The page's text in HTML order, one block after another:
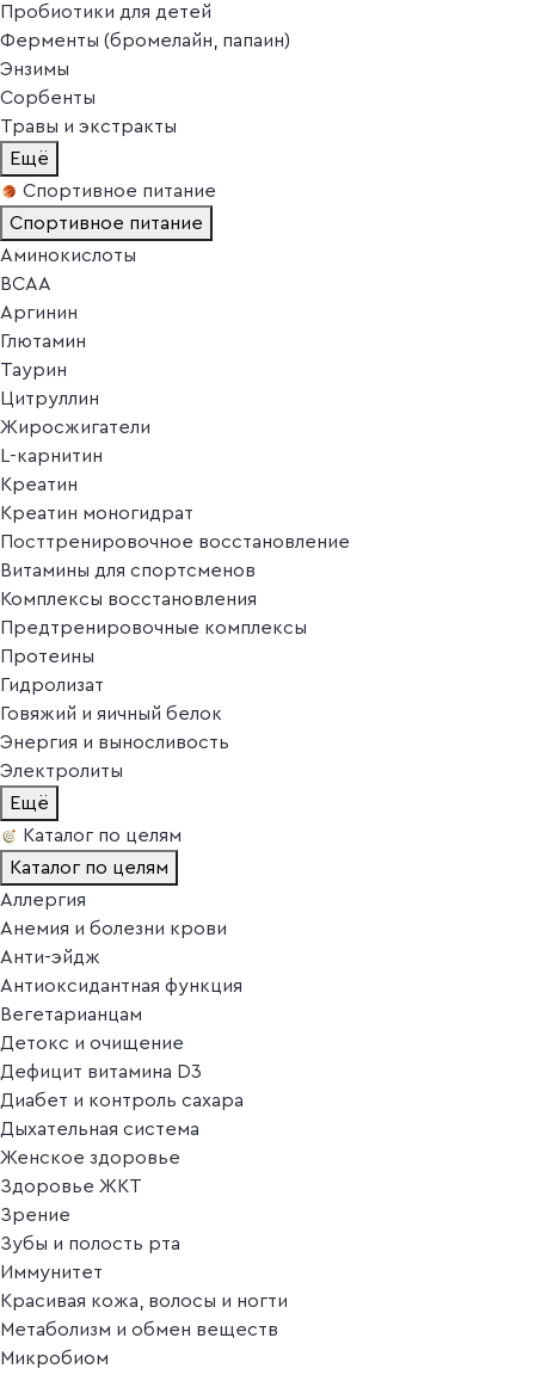
Пробиотики для детей
Ферменты (бромелайн, папаин)
Энзимы
Сорбенты
Травы и экстракты
Ещё
Спортивное питание
Спортивное питание
Аминокислоты
BCAA
Аргинин
Глютамин
Таурин
Цитруллин
Жиросжигатели
L-карнитин
Креатин
Креатин моногидрат
Посттренировочное восстановление
Витамины для спортсменов
Комплексы восстановления
Предтренировочные комплексы
Протеины
Гидролизат
Говяжий и яичный белок
Энергия и выносливость
Электролиты
Ещё
Каталог по целям
Каталог по целям
Аллергия
Анемия и болезни крови
Анти-эйдж
Антиоксидантная функция
Вегетарианцам
Детокс и очищение
Дефицит витамина D3
Диабет и контроль сахара
Дыхательная система
Женское здоровье
Здоровье ЖКТ
Зрение
Зубы и полость рта
Иммунитет
Красивая кожа, волосы и ногти
Метаболизм и обмен веществ
Микробиом